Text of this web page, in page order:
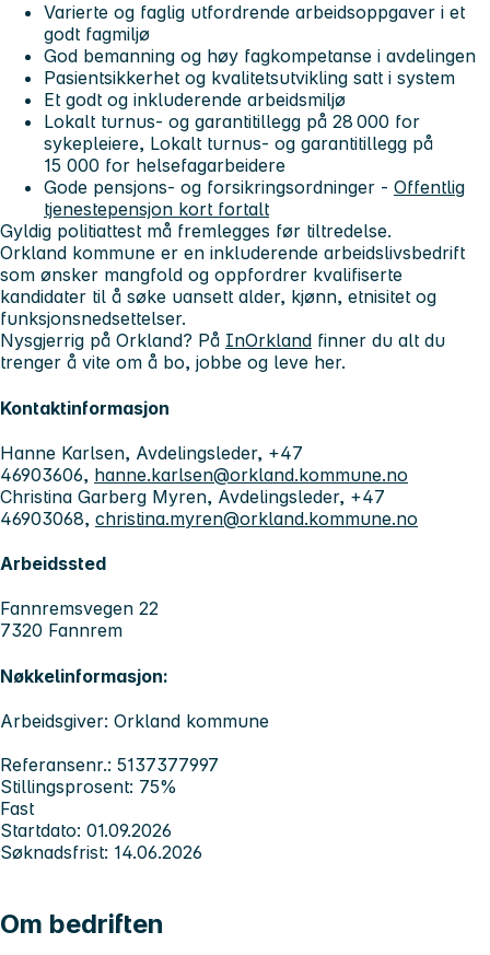
Varierte og faglig utfordrende arbeidsoppgaver i et
godt fagmiljø
God bemanning og høy fagkompetanse i avdelingen
Pasientsikkerhet og kvalitetsutvikling satt i system
Et godt og inkluderende arbeidsmiljø
Lokalt turnus- og garantitillegg på 28 000 for
sykepleiere, Lokalt turnus- og garantitillegg på
15 000 for helsefagarbeidere
Gode pensjons- og forsikringsordninger - Offentlig
tjenestepensjon kort fortalt
Gyldig politiattest må fremlegges før tiltredelse.
Orkland kommune er en inkluderende arbeidslivsbedrift
som ønsker mangfold og oppfordrer kvalifiserte
kandidater til å søke uansett alder, kjønn, etnisitet og
funksjonsnedsettelser.
Nysgjerrig på Orkland? På InOrkland finner du alt du
trenger å vite om å bo, jobbe og leve her.
Kontaktinformasjon
Hanne Karlsen, Avdelingsleder, +47
46903606, hanne.karlsen@orkland.kommune.no
Christina Garberg Myren, Avdelingsleder, +47
46903068, christina.myren@orkland.kommune.no
Arbeidssted
Fannremsvegen 22
7320 Fannrem
Nøkkelinformasjon:
Arbeidsgiver: Orkland kommune
Referansenr.: 5137377997
Stillingsprosent: 75%
Fast
Startdato: 01.09.2026
Søknadsfrist: 14.06.2026
Om bedriften